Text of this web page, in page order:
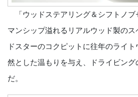
「ウッドステアリング＆シフトノブ
マンシップ溢れるリアルウッド製の
ドスターのコクピットに往年のライ
然とした温もりを与え、ドライビン
だ。